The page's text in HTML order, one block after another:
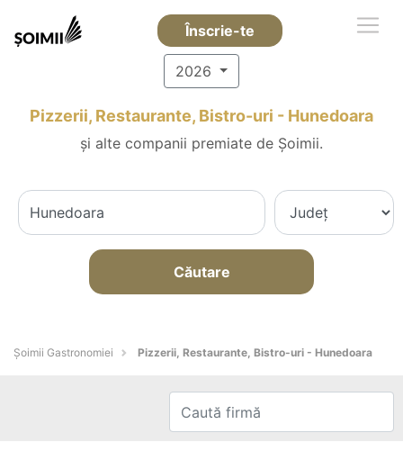
Înscrie-te
2026
Pizzerii, Restaurante, Bistro-uri - Hunedoara
și alte companii premiate de Șoimii.
Căutare
Șoimii Gastronomiei Pizzerii, Restaurante, Bistro-uri - Hunedoara